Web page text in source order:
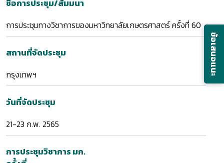
ชื่อการประชุม/สัมมนา
การประชุมทางวิชาการของมหาวิทยาลัยเกษตรศาสตร์ ครั้งที่ 60
สถานที่จัดประชุม
กรุงเทพฯ
วันที่จัดประชุม
21-23 ก.พ. 2565
การประชุมวิชาการ มก.
ข้อเสนอแนะ